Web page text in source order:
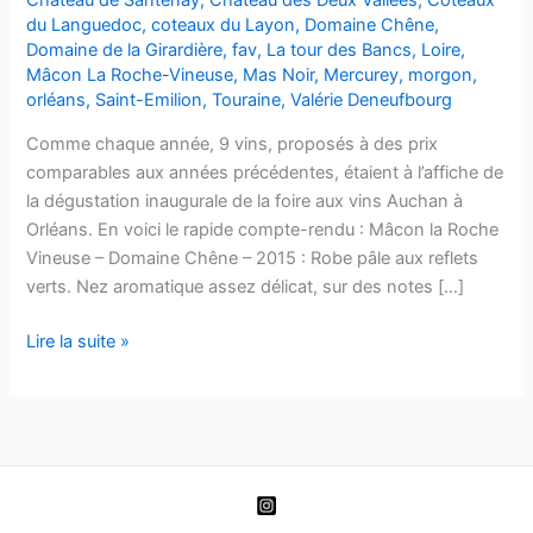
du Languedoc,coteaux du Layon, Domaine Chêne,
Domaine de la Girardière,fav, La tour des Bancs, Loire,
Mâcon La Roche-Vineuse, Mas Noir, Mercurey, morgon,
orléans, Saint-Emilion,Touraine,Valérie Deneufbourg
Comme chaque année, 9 vins, proposés à des prix
comparables aux années précédentes, étaient à l’affiche de
la dégustation inaugurale de la foire aux vins Auchan à
Orléans. En voici le rapide compte-rendu : Mâcon la Roche
Vineuse – Domaine Chêne – 2015 : Robe pâle aux reflets
verts. Nez aromatique assez délicat, sur des notes […]
Dégustations
Lire la suite »